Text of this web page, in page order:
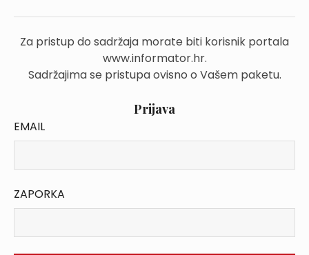
Za pristup do sadržaja morate biti korisnik portala
www.informator.hr.
Sadržajima se pristupa ovisno o Vašem paketu.
Prijava
EMAIL
ZAPORKA